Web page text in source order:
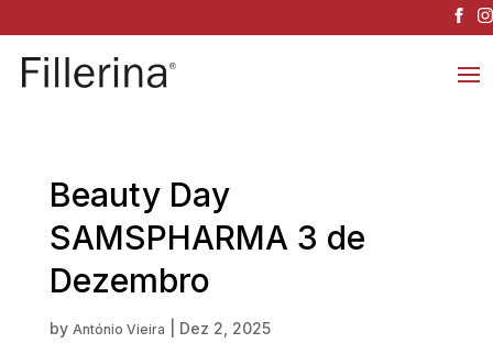
Beauty Day
SAMSPHARMA 3 de
Dezembro
by António Vieira Dez 2, 2025